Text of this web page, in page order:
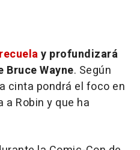
y profundizará
Wayne. Según
cinta pondrá el foco en
Robin y que ha